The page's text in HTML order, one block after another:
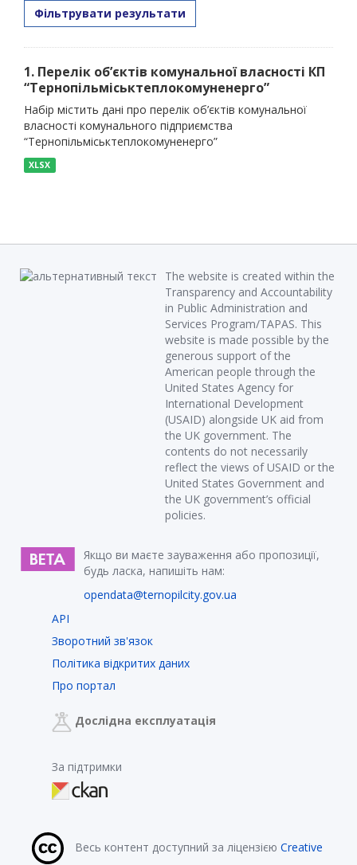
Фільтрувати результати
1. Перелік об’єктів комунальної власності КП
“Тернопільміськтеплокомуненерго”
Набір містить дані про перелік об’єктів комунальної
власності комунального підприємства
“Тернопільміськтеплокомуненерго”
XLSX
The website is created within the
Transparency and Accountability
in Public Administration and
Services Program/TAPAS. This
website is made possible by the
generous support of the
American people through the
United States Agency for
International Development
(USAID) alongside UK aid from
the UK government. The
contents do not necessarily
reflect the views of USAID or the
United States Government and
the UK government’s official
policies.
Якщо ви маєте зауваження або пропозиції,
будь ласка, напишіть нам:
opendata@ternopilcity.gov.ua
API
Зворотний зв'язок
Політика відкритих даних
Про портал
Дослідна експлуатація
За підтримки
Весь контент доступний за ліцензією Creative